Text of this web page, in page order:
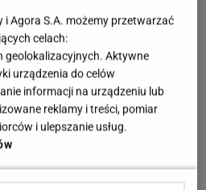
i Agora S.A. możemy przetwarzać
celach:
geolokalizacyjnych. Aktywne
urządzenia do celów
informacji na urządzeniu lub
reklamy i treści, pomiar
i ulepszanie usług.